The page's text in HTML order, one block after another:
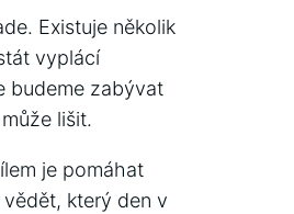
Existuje několik
vyplácí
budeme zabývat
lišit.
je pomáhat
který den v